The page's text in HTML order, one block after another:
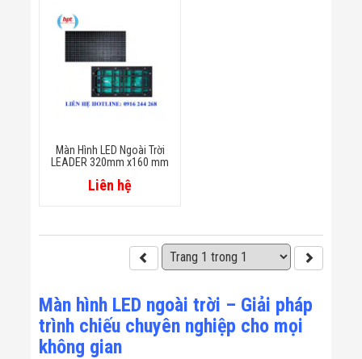
Thực Phẩm
Matrixcope
Thiết Bị Ngành
Thiết Bị Ngành
Giáo Dục
Thiết Bị Ngành
Màn Hình LED Ngoài Trời
LEADER 320mm x160 mm
Liên hệ
Màn hình LED ngoài trời – Giải pháp
trình chiếu chuyên nghiệp cho mọi
không gian